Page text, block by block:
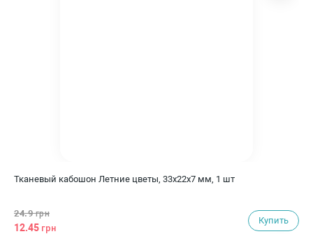
Тканевый кабошон Летние цветы, 33х22х7 мм, 1 шт
24.9грн
12.45 грн
Купить